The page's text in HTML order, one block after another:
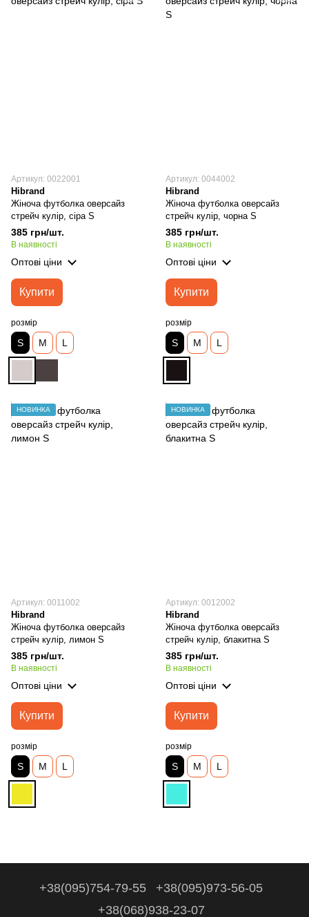
Артикул: 0022001
Hibrand
Жіноча футболка оверсайз
стрейч кулір, сіра S
385 грн/шт.
В наявності
Оптові ціни
Купити
розмір
S M L
Артикул: 0044002
Hibrand
Жіноча футболка оверсайз
стрейч кулір, чорна S
385 грн/шт.
В наявності
Оптові ціни
Купити
розмір
S M L
НОВИНКА
Артикул: 0011002
Hibrand
Жіноча футболка оверсайз
стрейч кулір, лимон S
385 грн/шт.
В наявності
Оптові ціни
Купити
розмір
S M L
НОВИНКА
Артикул: 0012002
Hibrand
Жіноча футболка оверсайз
стрейч кулір, блакитна S
385 грн/шт.
В наявності
Оптові ціни
Купити
розмір
S M L
+38(095)754-79-55
+38(095)973-56-05
+38(068)938-23-07